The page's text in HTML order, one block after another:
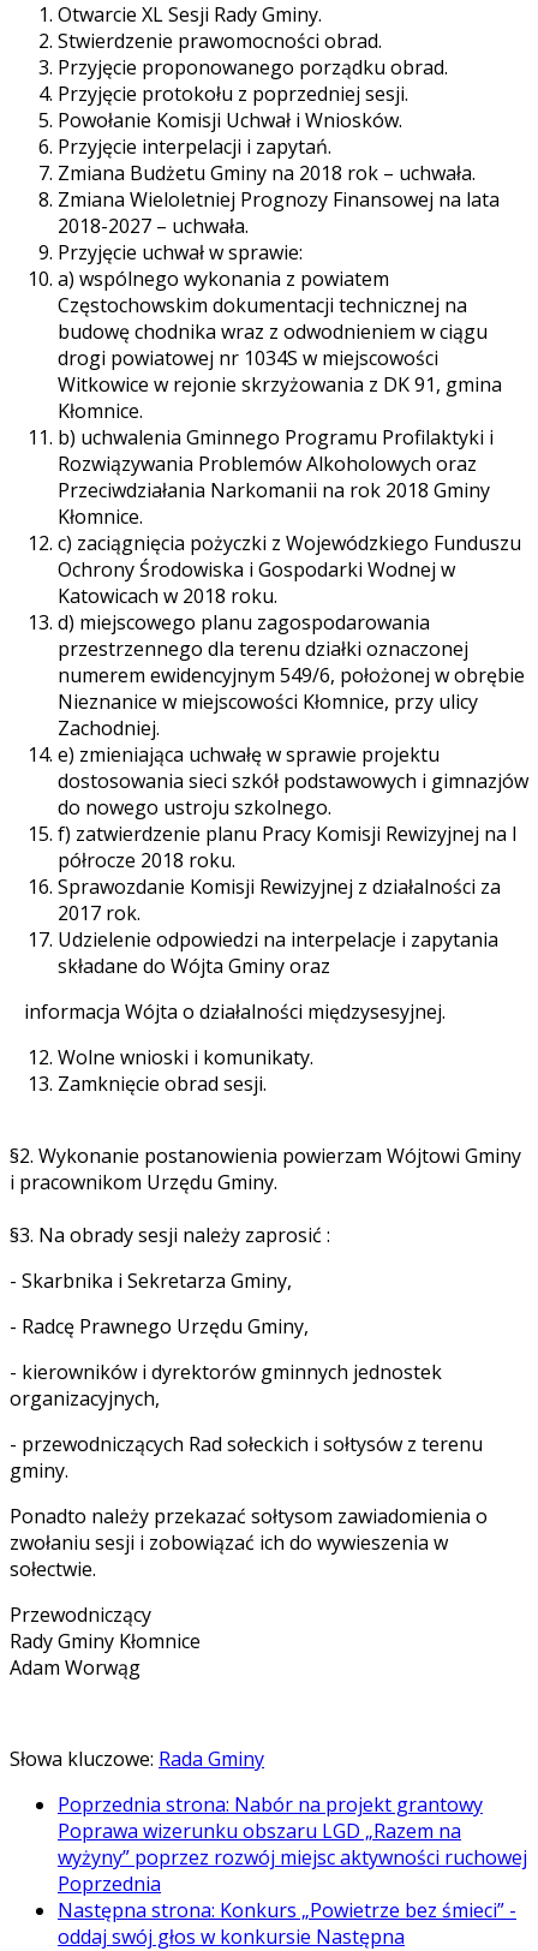
Otwarcie XL Sesji Rady Gminy.
Stwierdzenie prawomocności obrad.
Przyjęcie proponowanego porządku obrad.
Przyjęcie protokołu z poprzedniej sesji.
Powołanie Komisji Uchwał i Wniosków.
Przyjęcie interpelacji i zapytań.
Zmiana Budżetu Gminy na 2018 rok – uchwała.
Zmiana Wieloletniej Prognozy Finansowej na lata
2018-2027 – uchwała.
Przyjęcie uchwał w sprawie:
a) wspólnego wykonania z powiatem
Częstochowskim dokumentacji technicznej na
budowę chodnika wraz z odwodnieniem w ciągu
drogi powiatowej nr 1034S w miejscowości
Witkowice w rejonie skrzyżowania z DK 91, gmina
Kłomnice.
b) uchwalenia Gminnego Programu Profilaktyki i
Rozwiązywania Problemów Alkoholowych oraz
Przeciwdziałania Narkomanii na rok 2018 Gminy
Kłomnice.
c) zaciągnięcia pożyczki z Wojewódzkiego Funduszu
Ochrony Środowiska i Gospodarki Wodnej w
Katowicach w 2018 roku.
d) miejscowego planu zagospodarowania
przestrzennego dla terenu działki oznaczonej
numerem ewidencyjnym 549/6, położonej w obrębie
Nieznanice w miejscowości Kłomnice, przy ulicy
Zachodniej.
e) zmieniająca uchwałę w sprawie projektu
dostosowania sieci szkół podstawowych i gimnazjów
do nowego ustroju szkolnego.
f) zatwierdzenie planu Pracy Komisji Rewizyjnej na I
półrocze 2018 roku.
Sprawozdanie Komisji Rewizyjnej z działalności za
2017 rok.
Udzielenie odpowiedzi na interpelacje i zapytania
składane do Wójta Gminy oraz
informacja Wójta o działalności międzysesyjnej.
Wolne wnioski i komunikaty.
Zamknięcie obrad sesji.
§2. Wykonanie postanowienia powierzam Wójtowi Gminy
i pracownikom Urzędu Gminy.
§3. Na obrady sesji należy zaprosić :
- Skarbnika i Sekretarza Gminy,
- Radcę Prawnego Urzędu Gminy,
- kierowników i dyrektorów gminnych jednostek
organizacyjnych,
- przewodniczących Rad sołeckich i sołtysów z terenu
gminy.
Ponadto należy przekazać sołtysom zawiadomienia o
zwołaniu sesji i zobowiązać ich do wywieszenia w
sołectwie.
Przewodniczący
Rady Gminy Kłomnice
Adam Worwąg
Słowa kluczowe: Rada Gminy
Poprzednia strona: Nabór na projekt grantowy
Poprawa wizerunku obszaru LGD „Razem na
wyżyny” poprzez rozwój miejsc aktywności ruchowej
Poprzednia
Następna strona: Konkurs „Powietrze bez śmieci” -
oddaj swój głos w konkursie Następna